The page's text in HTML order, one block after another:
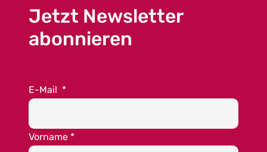
Jetzt Newsletter
abonnieren
E-Mail *
Vorname *